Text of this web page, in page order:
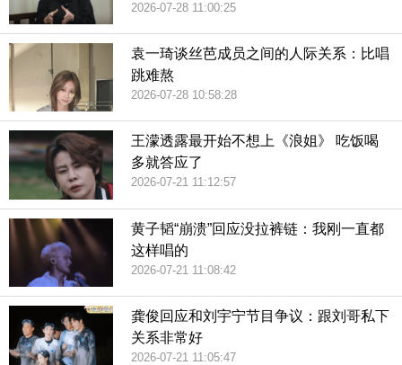
2026-07-28 11:00:25
袁一琦谈丝芭成员之间的人际关系：比唱
跳难熬
2026-07-28 10:58:28
王濛透露最开始不想上《浪姐》 吃饭喝
多就答应了
2026-07-21 11:12:57
黄子韬“崩溃”回应没拉裤链：我刚一直都
这样唱的
2026-07-21 11:08:42
龚俊回应和刘宇宁节目争议：跟刘哥私下
关系非常好
2026-07-21 11:05:47